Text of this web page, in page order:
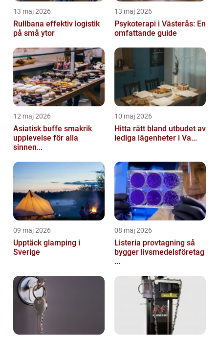
13 maj 2026
Rullbana effektiv logistik
på små ytor
13 maj 2026
Psykoterapi i Västerås: En
omfattande guide
12 maj 2026
Asiatisk buffe smakrik
upplevelse för alla
sinnen...
10 maj 2026
Hitta rätt bland utbudet av
lediga lägenheter i Va...
09 maj 2026
Upptäck glamping i
Sverige
08 maj 2026
Listeria provtagning så
bygger livsmedelsföretag
...